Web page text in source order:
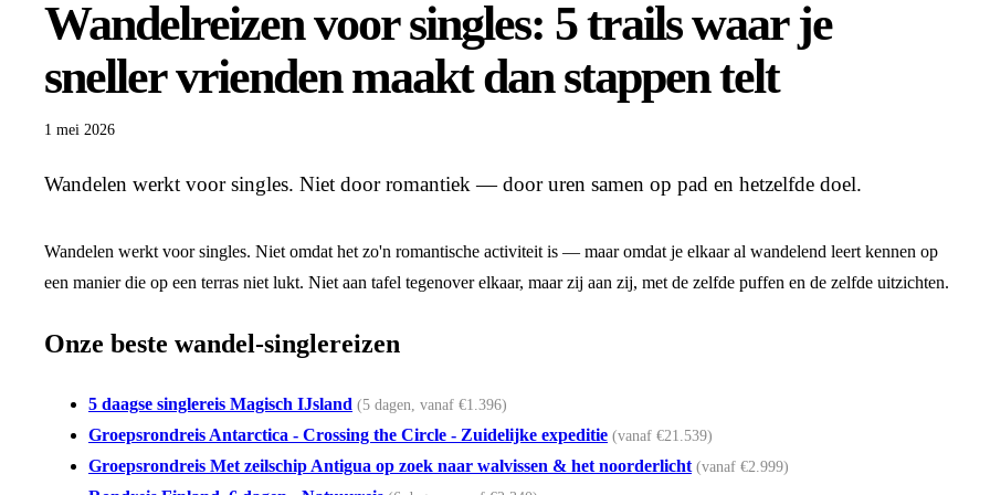
Wandelreizen voor singles: 5 trails waar je
sneller vrienden maakt dan stappen telt
1 mei 2026
Wandelen werkt voor singles. Niet door romantiek — door uren samen op pad en hetzelfde doel.
Wandelen werkt voor singles. Niet omdat het zo'n romantische activiteit is — maar omdat je elkaar al wandelend leert kennen op
een manier die op een terras niet lukt. Niet aan tafel tegenover elkaar, maar zij aan zij, met de zelfde puffen en de zelfde uitzichten.
Onze beste wandel-singlereizen
5 daagse singlereis Magisch IJsland (5 dagen, vanaf €1.396)
Groepsrondreis Antarctica - Crossing the Circle - Zuidelijke expeditie (vanaf €21.539)
Groepsrondreis Met zeilschip Antigua op zoek naar walvissen & het noorderlicht (vanaf €2.999)